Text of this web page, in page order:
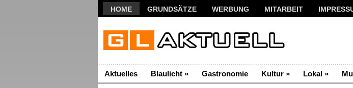
HOME GRUNDSÄTZE WERBUNG MITARBEIT
Aktuelles Blaulicht » Gastronomie Kultur » Lokal »